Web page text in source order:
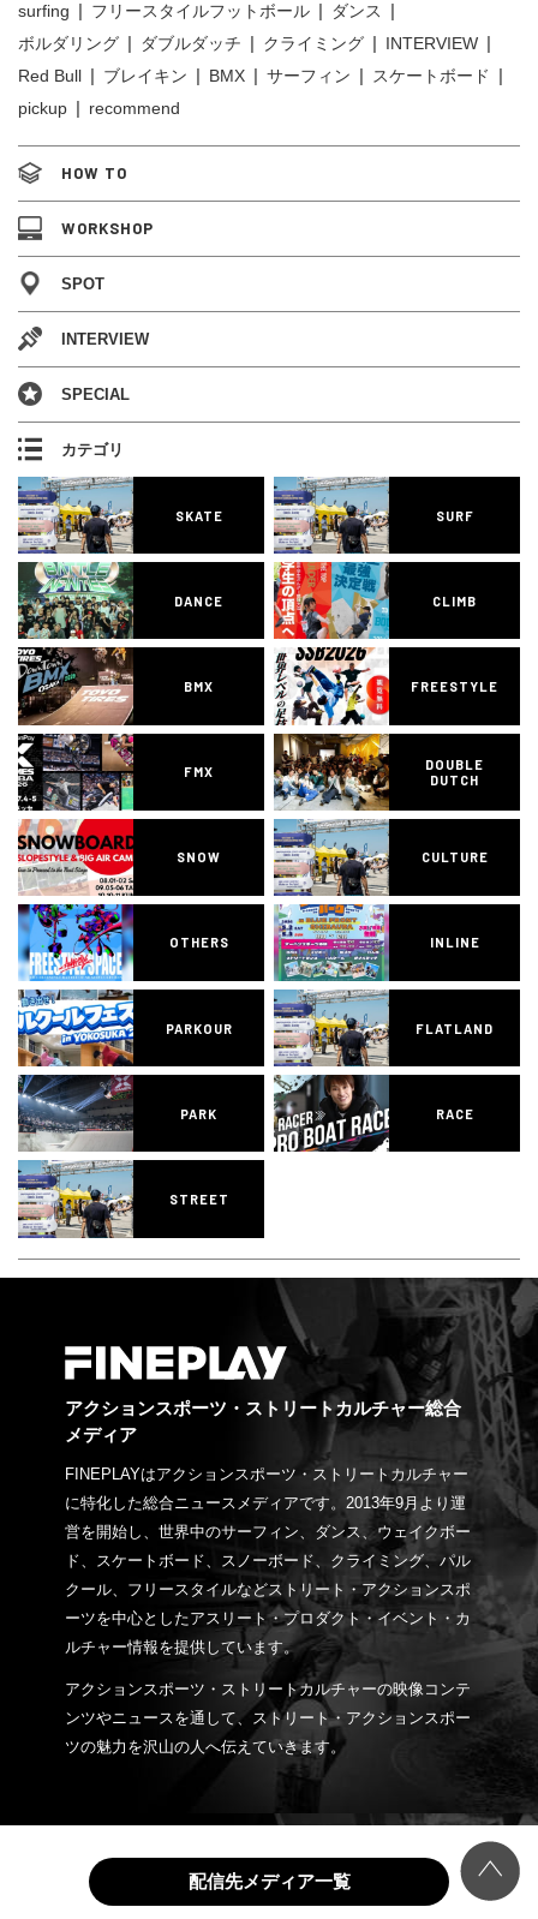
surfing
フリースタイルフットボール
ダンス
ボルダリング
ダブルダッチ クライミング
INTERVIEW
Red Bull
ブレイキン BMX サーフィン
スケートボード
pickup
recommend
HOW TO
WORKSHOP
SPOT
INTERVIEW
SPECIAL
カテゴリ
SKATE SURF
DANCE CLIMB
BMX FREESTYLE
FMX
DOUBLE
DUTCH
SNOW CULTURE
OTHERS INLINE
PARKOUR FLATLAND
PARK RACE
STREET
アクションスポーツ・ストリートカルチャー総合
メディア
FINEPLAYはアクションスポーツ・ストリートカルチャー
に特化した総合ニュースメディアです。2013年9月より運
営を開始し、世界中のサーフィン、ダンス、ウェイクボー
ド、スケートボード、スノーボード、クライミング、パル
クール、フリースタイルなどストリート・アクションスポ
ーツを中心としたアスリート・プロダクト・イベント・カ
ルチャー情報を提供しています。
アクションスポーツ・ストリートカルチャーの映像コンテ
ンツやニュースを通して、ストリート・アクションスポー
ツの魅力を沢山の人へ伝えていきます。
配信先メディア一覧